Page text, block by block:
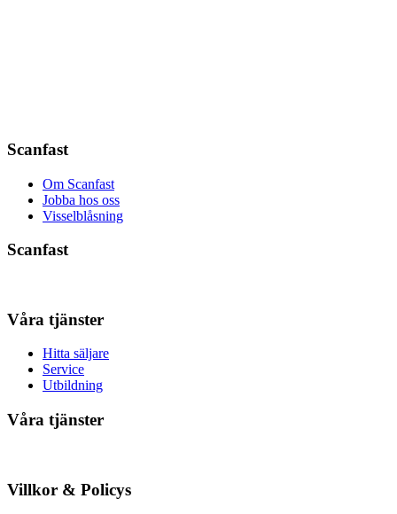
Scanfast
Om Scanfast
Jobba hos oss
Visselblåsning
Scanfast
Våra tjänster
Hitta säljare
Service
Utbildning
Våra tjänster
Villkor & Policys